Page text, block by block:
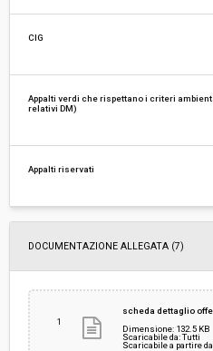
CIG
Appalti verdi che rispettano i criteri
relativi DM)
Appalti riservati
DOCUMENTAZIONE ALLEGATA (7)
1
scheda dettaglio
Dimensione: 132.5 KB
Scaricabile da: Tutti
Scaricabile a partire